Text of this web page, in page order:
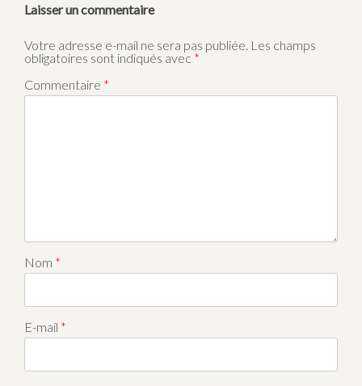
Laisser un commentaire
Votre adresse e-mail ne sera pas publiée. Les champs
obligatoires sont indiqués avec *
Commentaire *
Nom *
E-mail *